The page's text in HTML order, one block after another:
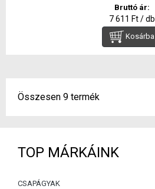
Bruttó ár:
7 611 Ft / db
Kosárba
Összesen 9 termék
TOP MÁRKÁINK
CSAPÁGYAK